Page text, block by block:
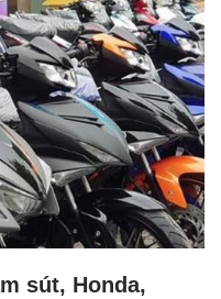
sút, Honda,